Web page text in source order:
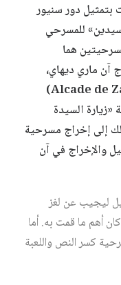
بتمثيل دور سنيور
للمسرحي
هما
آن ماري ديهاي،
ومسرحية «القاضي زلاميا» (Alcade de Zalamea)
السيدة
إلى إخراج مسرحية
والإخراج في آن
ليجيب عن لغز
أهم ما قمت به. أما
كسر النص واللعبة